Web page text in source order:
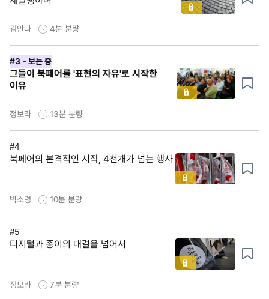
김안나 4분 분량
#3 - 보는 중
그들이 북페어를 '표현의 자유'로 시작한
이유
정보라 13분 분량
#4
북페어의 본격적인 시작, 4천개가 넘는 행사
박소령 10분 분량
#5
디지털과 종이의 대결을 넘어서
정보라 7분 분량